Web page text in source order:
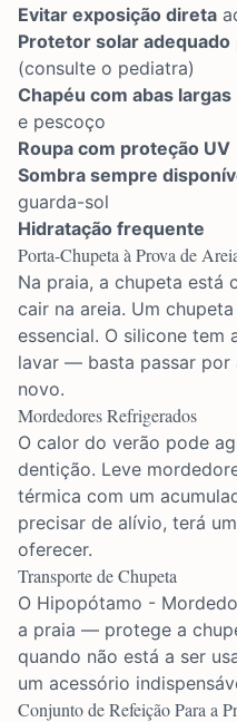
Evitar exposição direta
Protetor solar adequado
(consulte o pediatra)
Chapéu com abas largas
e pescoço
Roupa com proteção UV
Sombra sempre
guarda-sol
Hidratação frequente
Porta-Chupeta à Prova de
Na praia, a chupeta está
cair na areia. Um
essencial. O silicone tem
lavar — basta passar por
novo.
Mordedores Refrigerados
O calor do verão pode
dentição. Leve
térmica com um
precisar de alívio, terá
oferecer.
Transporte de Chupeta
O Hipopótamo -
a praia — protege a
quando não está a ser
um acessório
Conjunto de Refeição Para a